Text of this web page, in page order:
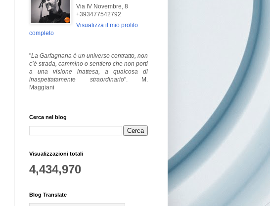
Via IV Novembre, 8
+393477542792
Visualizza il mio profilo
completo
"La Garfagnana è un universo contratto, non
c’è strada, cammino o sentiero che non porti
a una visione inattesa, a qualcosa di
inaspettatamente straordinario". M.
Maggiani
Cerca nel blog
Visualizzazioni totali
4,434,970
Blog Translate